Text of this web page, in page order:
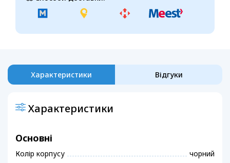
Характеристики Відгуки
Характеристики
Основні
Колір корпусу
чорний